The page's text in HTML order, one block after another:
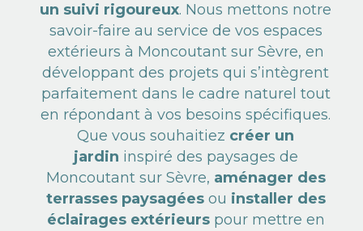
un suivi rigoureux. Nous mettons notre
savoir-faire au service de vos espaces
extérieurs à Moncoutant sur Sèvre, en
développant des projets qui s’intègrent
parfaitement dans le cadre naturel tout
en répondant à vos besoins spécifiques.
Que vous souhaitiez créer un
jardin inspiré des paysages de
Moncoutant sur Sèvre, aménager des
terrasses paysagéesou installer des
éclairages extérieurspour mettre en